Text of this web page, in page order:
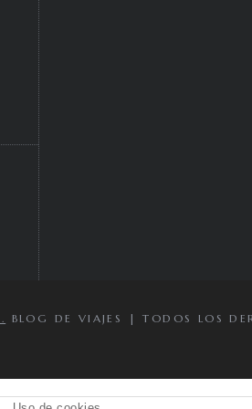
BLOG DE VIAJES | TODOS LOS